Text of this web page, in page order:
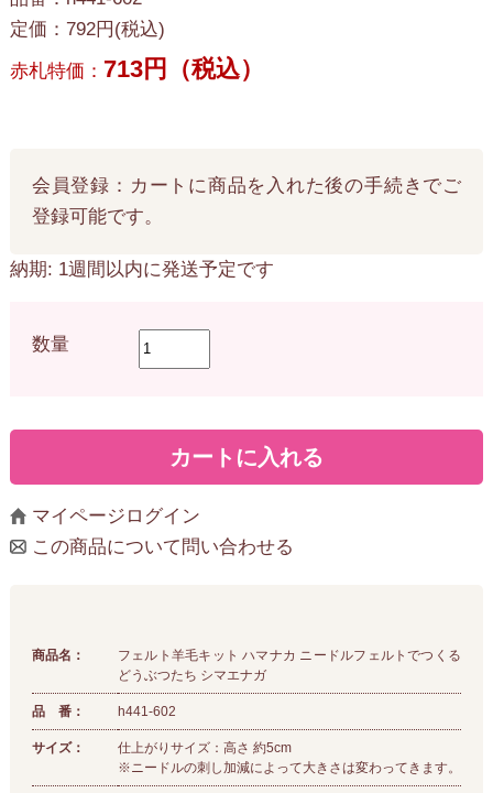
定価：792円(税込)
赤札特価： 713円（税込）
会員登録：カートに商品を入れた後の手続きでご
登録可能です。
納期: 1週間以内に発送予定です
数量
マイページログイン
この商品について問い合わせる
商品名：
フェルト羊毛キット ハマナカ ニードルフェルトでつくる
どうぶつたち シマエナガ
品 番： h441-602
サイズ：
仕上がりサイズ：高さ 約5cm
※ニードルの刺し加減によって大きさは変わってきます。